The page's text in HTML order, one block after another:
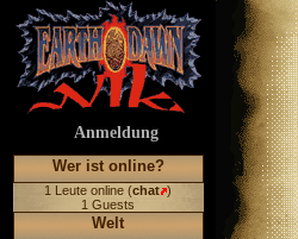
Anmeldung
Wer ist online?
1 Leute online (chat )
1 Guests
Welt